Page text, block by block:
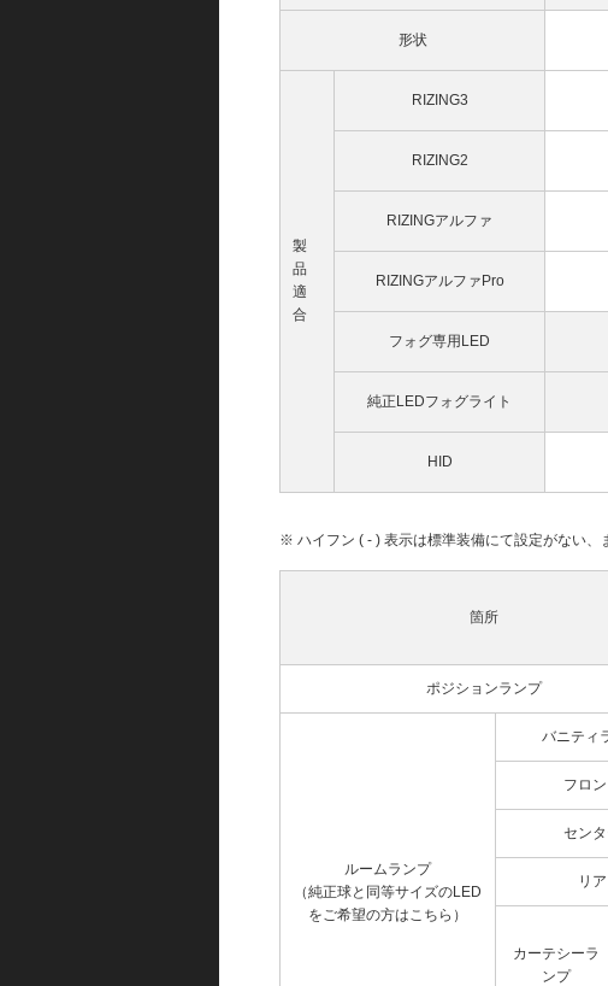
形状
製
品
適
合
RIZING3
RIZING2
RIZINGアルファ
RIZINGアルファPro
フォグ専用LED
純正LEDフォグライト
HID
※ ハイフン ( - ) 表示は標準装備にて設定がない、
箇所
ポジションランプ
ルームランプ
（純正球と同等サイズのLED
をご希望の方はこちら）
バニティ
フロン
セン
リア
カーテシーラ
ンプ